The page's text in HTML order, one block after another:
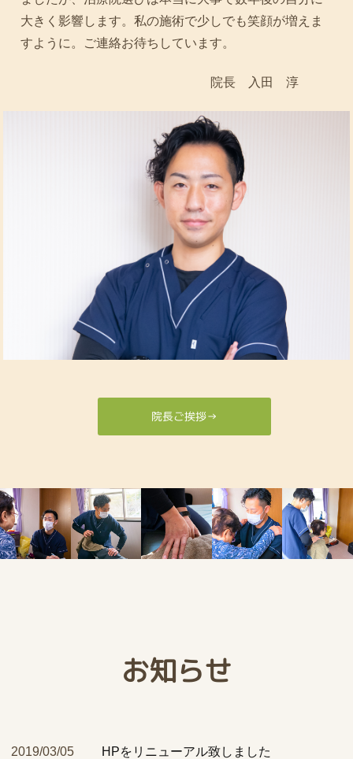
大きく影響します。私の施術で少しでも笑顔が増えま
すように。ご連絡お待ちしています。
院長 入田 淳
院長ご挨拶→
お知らせ
2019/03/05 HPをリニューアル致しました